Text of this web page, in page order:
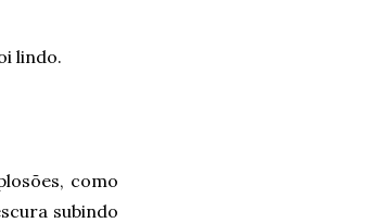
lindo.
como
subindo